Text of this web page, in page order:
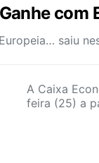
com
saiu
A Caixa
feira (25) a